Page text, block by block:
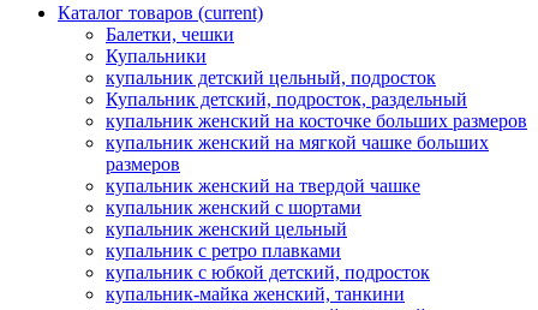
Каталог товаров (current)
Балетки, чешки
Купальники
купальник детский цельный, подросток
Купальник детский, подросток, раздельный
купальник женский на косточке больших размеров
купальник женский на мягкой чашке больших
размеров
купальник женский на твердой чашке
купальник женский с шортами
купальник женский цельный
купальник с ретро плавками
купальник с юбкой детский, подросток
купальник-майка женский, танкини